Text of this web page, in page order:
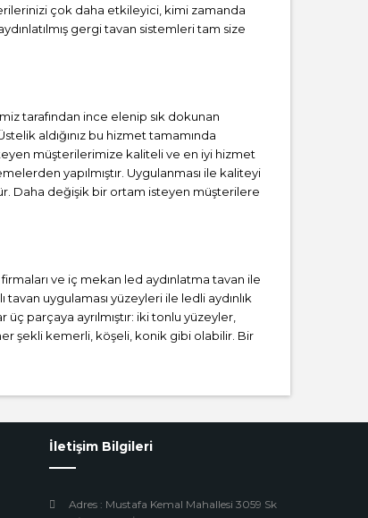
çok daha etkileyici, kimi zamanda
gergi tavan sistemleri tam size
tarafından ince elenip sık dokunan
aldığınız bu hizmet tamamında
müşterilerimize kaliteli ve en iyi hizmet
yapılmıştır. Uygulanması ile kaliteyi
Daha değişik bir ortam isteyen müşterilere
ve iç mekan led aydınlatma tavan ile
uygulaması yüzeyleri ile ledli aydınlık
parçaya ayrılmıştır: iki tonlu yüzeyler,
şekli kemerli, köşeli, konik gibi olabilir. Bir
İletişim Bilgileri
Adres : Mustafa Kemal Mahallesi 3059 Sk